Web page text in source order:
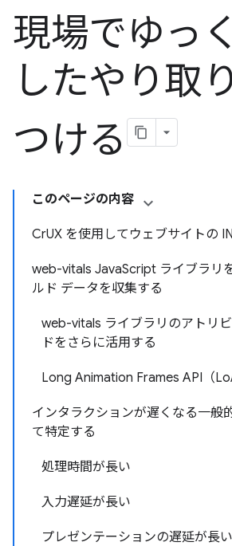
現場でゆっ
したやり取
つける
このページの内容
CrUX を使用してウェブサイトの
web-vitals JavaScript ライブラリ
ルド データを収集する
web-vitals ライブラリのアトリ
ドをさらに活用する
Long Animation Frames API（
インタラクションが遅くなる一般
て特定する
処理時間が長い
入力遅延が長い
プレゼンテーションの遅延が長い